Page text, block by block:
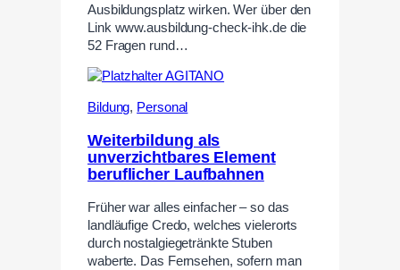
Ausbildungsplatz wirken. Wer über den
Link www.ausbildung-check-ihk.de die
52 Fragen rund…
Bildung, Personal
Weiterbildung als
unverzichtbares Element
beruflicher Laufbahnen
Früher war alles einfacher – so das
landläufige Credo, welches vielerorts
durch nostalgiegetränkte Stuben
waberte. Das Fernsehen, sofern man